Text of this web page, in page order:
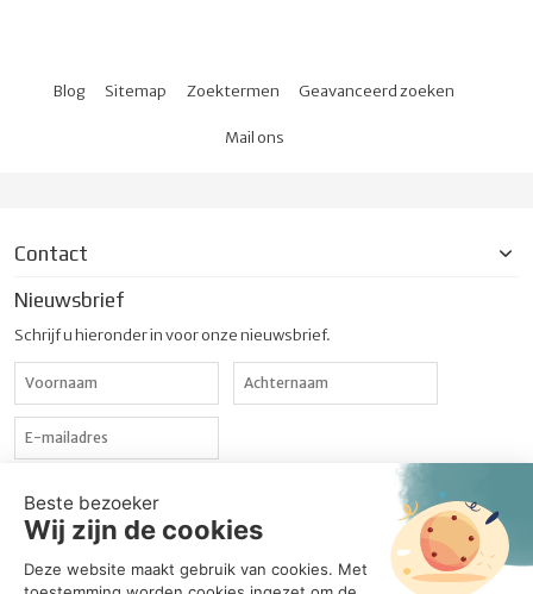
Blog Sitemap Zoektermen Geavanceerd zoeken
Mail ons
Contact
Nieuwsbrief
Schrijf u hieronder in voor onze nieuwsbrief.